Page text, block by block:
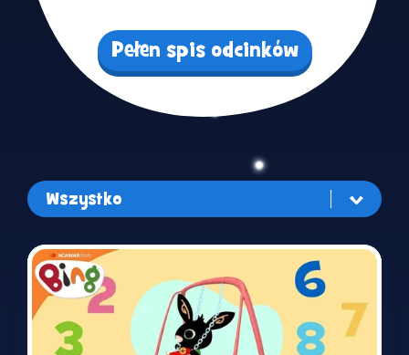
Pełen spis odcinków
Wszystko
Wszystko
Śpiewaj i tańcz
Zabawa